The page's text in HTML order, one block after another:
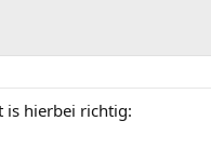
is hierbei richtig: